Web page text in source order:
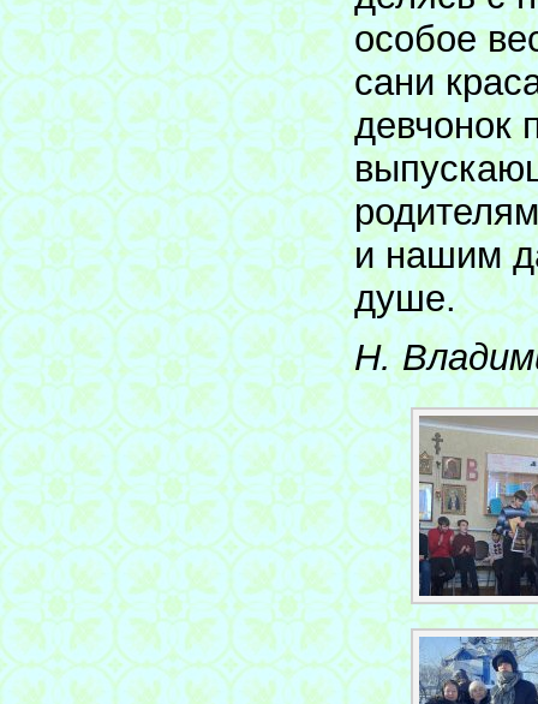
особое
сани
девчонок
и нашим
душе.
Н.